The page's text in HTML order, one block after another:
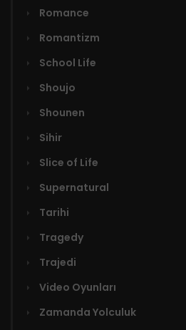
Romance
Romantizm
School Life
Shoujo
Shounen
Sihir
Slice of Life
Supernatural
Tarihi
Tragedy
Trajedi
Video Oyunları
Zamanda Yolculuk